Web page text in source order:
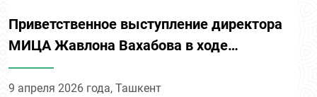
Приветственное выступление директора
МИЦА Жавлона Вахабова в ходе
открытой лекции посла Турции в
Узбекистане
9 апреля 2026 года, Ташкент